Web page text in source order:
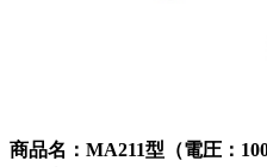
商品名：MA211型（電圧：